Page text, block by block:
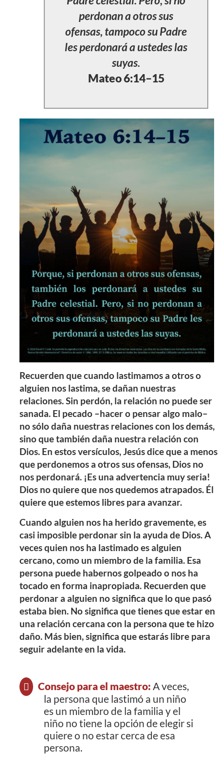
perdonan a otros sus
ofensas, tampoco su Padre
les perdonará a ustedes las
suyas.
Mateo 6:14–15
Recuerden que cuando lastimamos a otros o
alguien nos lastima, se dañan nuestras
relaciones. Sin perdón, la relación no puede ser
sanada. El pecado –hacer o pensar algo malo–
no sólo daña nuestras relaciones con los demás,
sino que también daña nuestra relación con
Dios. En estos versículos, Jesús dice que a menos
que perdonemos a otros sus ofensas, Dios no
nos perdonará. ¡Es una advertencia muy seria!
Dios no quiere que nos quedemos atrapados. Él
quiere que estemos libres para avanzar.
Cuando alguien nos ha herido gravemente, es
casi imposible perdonar sin la ayuda de Dios. A
veces quien nos ha lastimado es alguien
cercano, como un miembro de la familia. Esa
persona puede habernos golpeado o nos ha
tocado en forma inapropiada. Recuerden que
perdonar a alguien no significa que lo que pasó
estaba bien. No significa que tienes que estar en
una relación cercana con la persona que te hizo
daño. Más bien, significa que estarás libre para
seguir adelante en la vida.
Consejo para el maestro: A veces,
la persona que lastimó a un niño
es un miembro de la familia y el
niño no tiene la opción de elegir si
quiere o no estar cerca de esa
persona.